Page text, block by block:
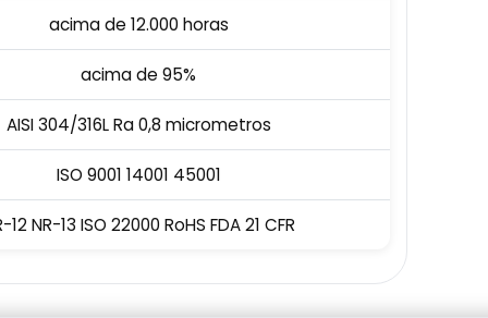
acima de 12.000 horas
acima de 95%
AISI 304/316L Ra 0,8 micrometros
ISO 9001 14001 45001
12 NR-13 ISO 22000 RoHS FDA 21 CFR